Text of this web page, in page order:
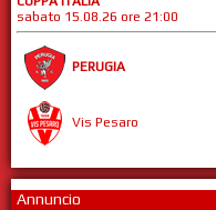
sabato 15.08.26 ore 21:00
PERUGIA
Vis Pesaro
Annuncio